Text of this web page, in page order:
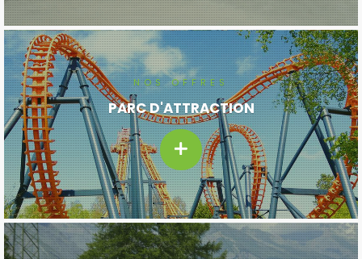
NOS OFFRES
PARC D'ATTRACTION